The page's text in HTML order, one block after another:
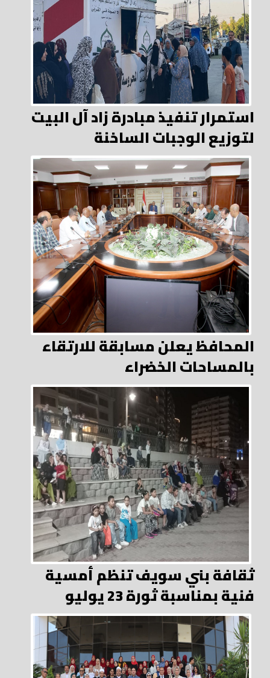
استمرار تنفيذ مبادرة زاد آل البيت
لتوزيع الوجبات الساخنة
المحافظ يعلن مسابقة للارتقاء
بالمساحات الخضراء
ثقافة بني سويف تنظم أمسية
فنية بمناسبة ثورة 23 يوليو